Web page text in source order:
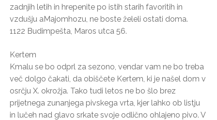
zadnjih letih in hrepenite po istih starih favoritih in
vzdušju aMajomhozu, ne boste želeli ostati doma.
1122 Budimpešta, Maros utca 56.
Kertem
Kmalu se bo odprl za sezono, vendar vam ne bo treba
več dolgo čakati, da obiščete Kertem, ki je našel dom v
osrčju X. okrožja. Tako tudi letos ne bo šlo brez
prijetnega zunanjega pivskega vrta, kjer lahko ob listju
in lučeh nad glavo srkate svoje odlično ohlajeno pivo. V